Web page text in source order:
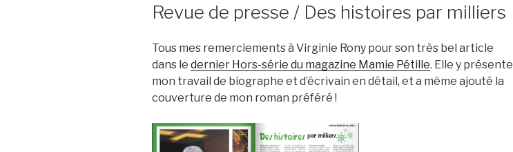
Revue de presse / Des histoires par milliers
Tous mes remerciements à Virginie Rony pour son très bel article
dans le dernier Hors-série du magazine Mamie Pétille. Elle y présente
mon travail de biographe et d’écrivain en détail, et a même ajouté la
couverture de mon roman préféré !